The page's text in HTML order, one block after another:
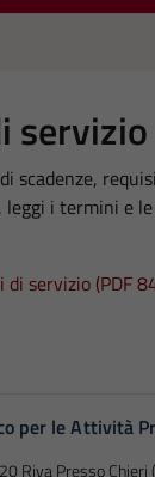
servizio
scadenze,
i termini e
servizio (PDF
per le Attività
Riva Presso Chieri